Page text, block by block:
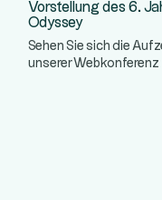
Vorstellung des 6.
Odyssey
Sehen Sie sich die
unserer Webkonferenz